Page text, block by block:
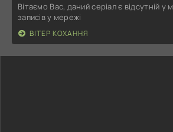
Вітаємо Вас, даний серіал є відсутній у
записів у мережі
ВІТЕР КОХАННЯ